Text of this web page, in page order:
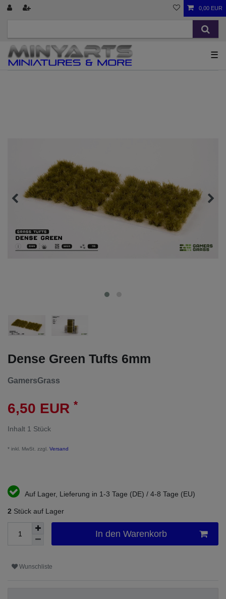
0,00 EUR
☰
Dense Green Tufts 6mm
GamersGrass
6,50 EUR *
Inhalt 1 Stück
* inkl. MwSt. zzgl. Versand
Auf Lager, Lieferung in 1-3 Tage (DE) / 4-8 Tage (EU)
2 Stück auf Lager
In den Warenkorb
Wunschliste